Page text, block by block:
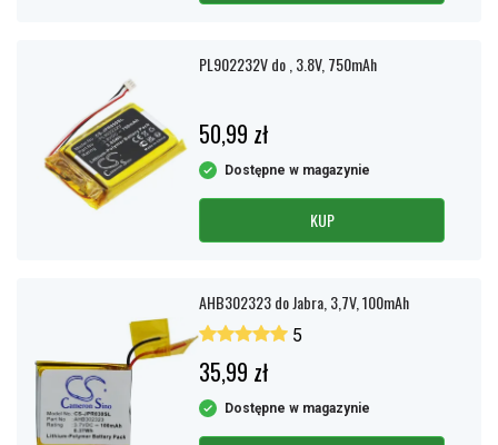
PL902232V do , 3.8V, 750mAh
50,99 zł
Dostępne w magazynie
KUP
AHB302323 do Jabra, 3,7V, 100mAh
5
35,99 zł
Dostępne w magazynie